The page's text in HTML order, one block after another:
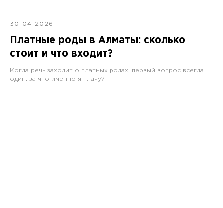
30-04-2026
Платные роды в Алматы: сколько
стоит и что входит?
Когда речь заходит о платных родах, первый вопрос всегда
один: за что именно я плачу?